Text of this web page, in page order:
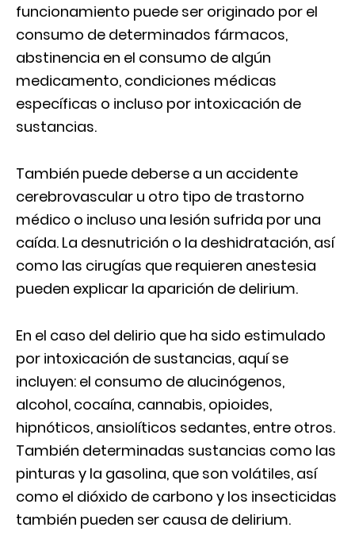
funcionamiento puede ser originado por el
consumo de determinados fármacos,
abstinencia en el consumo de algún
medicamento, condiciones médicas
específicas o incluso por intoxicación de
sustancias.
También puede deberse a un accidente
cerebrovascular u otro tipo de trastorno
médico o incluso una lesión sufrida por una
caída. La desnutrición o la deshidratación, así
como las cirugías que requieren anestesia
pueden explicar la aparición de delirium.
En el caso del delirio que ha sido estimulado
por intoxicación de sustancias, aquí se
incluyen: el consumo de alucinógenos,
alcohol, cocaína, cannabis, opioides,
hipnóticos, ansiolíticos sedantes, entre otros.
También determinadas sustancias como las
pinturas y la gasolina, que son volátiles, así
como el dióxido de carbono y los insecticidas
también pueden ser causa de delirium.